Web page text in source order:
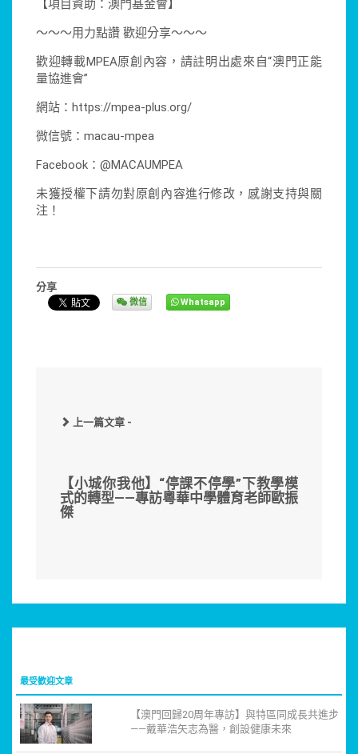
【項目資助：澳門基金會】
～～～用力點讚 歡迎分享～～～
歡迎轉載MPEA原創內容，請註明出處來自“澳門正能
量協進會”
網站：https://mpea-plus.org/
微信號：macau-mpea
Facebook：@MACAUMPEA
未獲授權下請勿對原創內容進行修改，感謝支持與關
注！
分享
微信 Whatsapp
上一篇文章 -
【小城你我他】“停課不停學”下教學模
式的轉型——專訪粵華中學體育老師歐振
傑
最受歡迎文章
【澳門回歸20周年專訪】與特區同成長共進步
——戴華浩矢志為醫，創設健康未來